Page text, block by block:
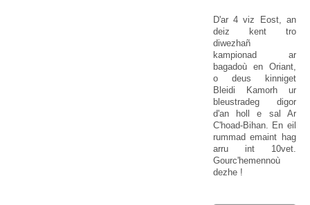
D'ar 4 viz Eost, an
deiz kent tro
diwezhañ
kampionad ar
bagadoù en Oriant,
o deus kinniget
Bleidi Kamorh ur
bleustradeg digor
d'an holl e sal Ar
C'hoad-Bihan. En eil
rummad emaint hag
arru int 10vet.
Gourc'hemennoù
dezhe !